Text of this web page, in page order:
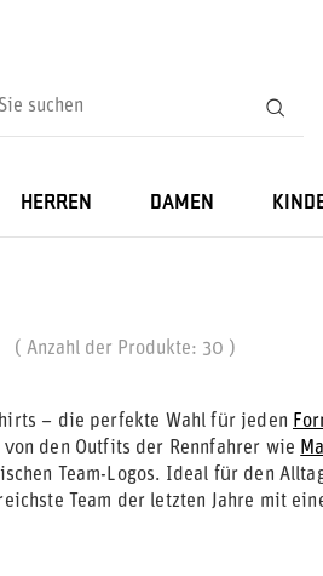
HERREN DAMEN
( Anzahl der Produkte: 30 )
– die perfekte Wahl für jeden
den Outfits der Rennfahrer wie
Team-Logos. Ideal für den
Team der letzten Jahre mit